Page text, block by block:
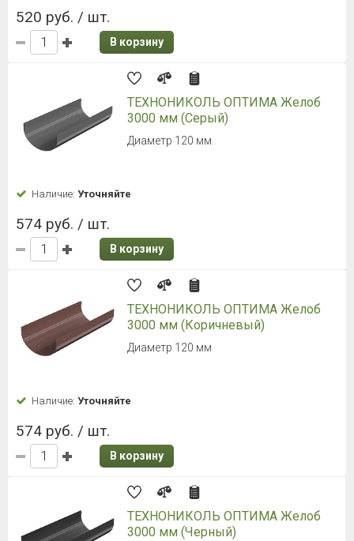
520 руб. / шт.
В корзину
ТЕХНОНИКОЛЬ ОПТИМА Желоб
3000 мм (Серый)
Диаметр 120 мм
Наличие: Уточняйте
574 руб. / шт.
В корзину
ТЕХНОНИКОЛЬ ОПТИМА Желоб
3000 мм (Коричневый)
Диаметр 120 мм
Наличие: Уточняйте
574 руб. / шт.
В корзину
ТЕХНОНИКОЛЬ ОПТИМА Желоб
3000 мм (Черный)